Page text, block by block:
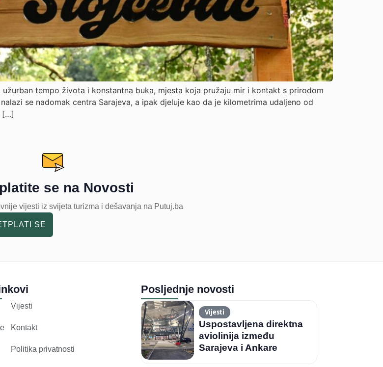
tempo života i konstantna buka, mjesta koja pružaju mir i kontakt s prirodom
se nadomak centra Sarajeva, a ipak djeluje kao da je kilometrima udaljeno od
[…]
se na Novosti
vijesti iz svijeta turizma i dešavanja na Putuj.ba
SE
Vijesti
Kontakt
Politika privatnosti
Posljednje novosti
Vijesti
Uspostavljena direktna
aviolinija između
Sarajeva i Ankare